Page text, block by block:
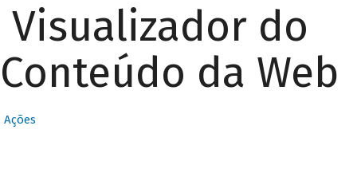
Visualizador do
Conteúdo da Web
Ações